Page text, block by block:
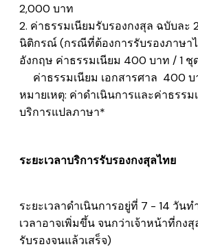
2,000 บาท
2. ค่าธรรมเนียมรับรองกงสุล ฉบับละ
นิติกรณ์ (กรณีที่ต้องการรับรองภาษา
อังกฤษ ค่าธรรมเนียม 400 บาท / 1 ชุ
ค่าธรรมเนียม เอกสารศาล 400 บ
หมายเหตุ: ค่าดำเนินการและค่าธรรม
บริการแปลภาษา*
ระยะเวลาบริการรับรองกงสุลไทย
ระยะเวลาดำเนินการอยู่ที่ 7 - 14 วัน
เวลาอาจเพิ่มขึ้น จนกว่าเจ้าหน้าที่กง
รับรองจนแล้วเสร็จ)